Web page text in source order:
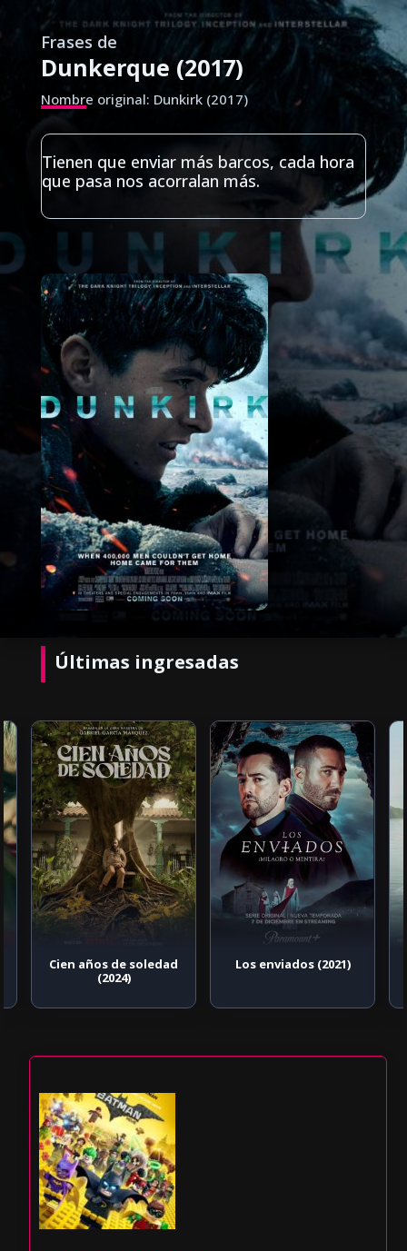
Frases de
Dunkerque (2017)
Nombre original: Dunkirk (2017)
Tienen que enviar más barcos, cada hora
que pasa nos acorralan más.
Últimas ingresadas
Cien años de soledad
(2024)
Los enviados (2021)